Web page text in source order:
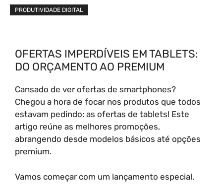
PRODUTIVIDADE DIGITAL
OFERTAS IMPERDÍVEIS EM TABLETS:
DO ORÇAMENTO AO PREMIUM
Cansado de ver ofertas de smartphones?
Chegou a hora de focar nos produtos que todos
estavam pedindo: as ofertas de tablets! Este
artigo reúne as melhores promoções,
abrangendo desde modelos básicos até opções
premium.
Vamos começar com um lançamento especial.